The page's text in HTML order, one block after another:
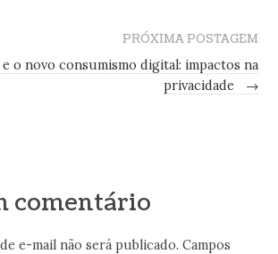
PRÓXIMA POSTAGEM
o novo consumismo digital: impactos na
privacidade
→
comentário
e-mail não será publicado. Campos